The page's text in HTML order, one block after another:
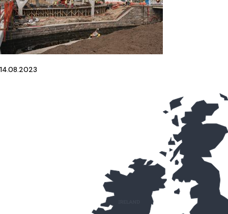
14.08.2023